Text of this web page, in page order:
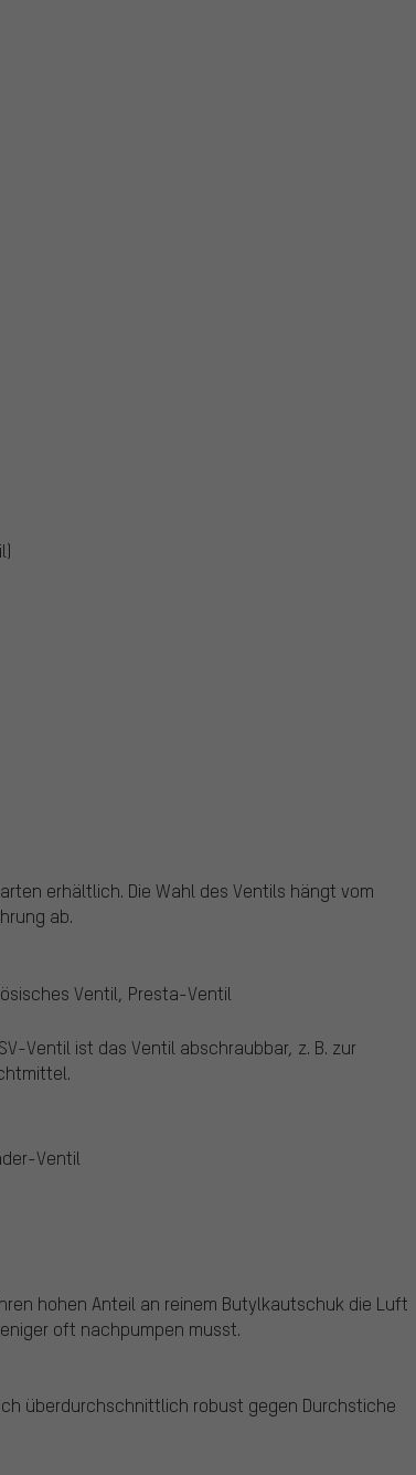
erhältlich. Die Wahl des Ventils hängt vom
ab.
Ventil, Presta-Ventil
Ventil ist das Ventil abschraubbar, z. B. zur
Ventil
hohen Anteil an reinem Butylkautschuk die Luft
oft nachpumpen musst.
überdurchschnittlich robust gegen Durchstiche